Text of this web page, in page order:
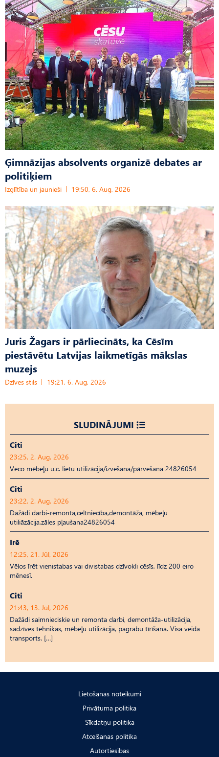
Ģimnāzijas absolvents organizē debates ar
politiķiem
Izglītība un jaunieši 19:50, 6. Aug, 2026
Juris Žagars ir pārliecināts, ka Cēsīm
piestāvētu Latvijas laikmetīgās mākslas
muzejs
Dzīves stils 19:21, 6. Aug, 2026
SLUDINĀJUMI
Citi
23:25, 2. Aug, 2026
Veco mēbeļu u.c. lietu utilizācija/izvešana/pārvešana 24826054
Citi
23:22, 2. Aug, 2026
Dažādi darbi-remonta,celtniecība,demontāža, mēbeļu
utiliāzācija,zāles pļaušana24826054
Īrē
12:25, 21. Jūl, 2026
Vēlos īrēt vienistabas vai divistabas dzīvokli cēsīs, līdz 200 eiro
mēnesī.
Citi
21:43, 13. Jūl, 2026
Dažādi saimnieciskie un remonta darbi, demontāža-utilizācija,
sadzīves tehnikas, mēbeļu utilizācija, pagrabu tīrīšana. Visa veida
transports. […]
Lietošanas noteikumi
Privātuma politika
Sīkdatņu politika
Atcelšanas politika
Autortiesības